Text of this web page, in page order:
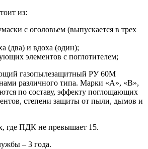
из:
с оголовьем (выпускается в трех
(два) и вдоха (один);
элементов с поглотителем;
газопылезащитный РУ 60М
различного типа. Марки «А», «В»,
по составу, эффекту поглощающих
степени защиты от пыли, дымов и
где ПДК не превышает 15.
– 3 года.